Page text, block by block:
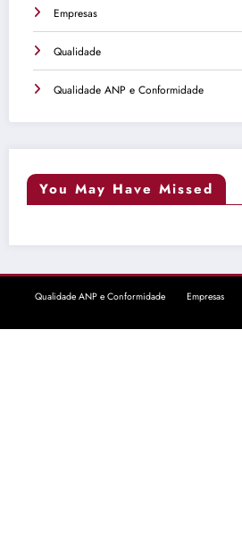
Empresas
Qualidade
Qualidade ANP e Conformidade
You May Have Missed
Qualidade ANP e Conformidade Empresas